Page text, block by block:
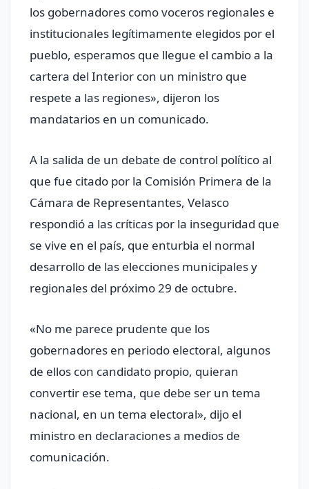
los gobernadores como voceros regionales e
institucionales legítimamente elegidos por el
pueblo, esperamos que llegue el cambio a la
cartera del Interior con un ministro que
respete a las regiones», dijeron los
mandatarios en un comunicado.
A la salida de un debate de control político al
que fue citado por la Comisión Primera de la
Cámara de Representantes, Velasco
respondió a las críticas por la inseguridad que
se vive en el país, que enturbia el normal
desarrollo de las elecciones municipales y
regionales del próximo 29 de octubre.
«No me parece prudente que los
gobernadores en periodo electoral, algunos
de ellos con candidato propio, quieran
convertir ese tema, que debe ser un tema
nacional, en un tema electoral», dijo el
ministro en declaraciones a medios de
comunicación.